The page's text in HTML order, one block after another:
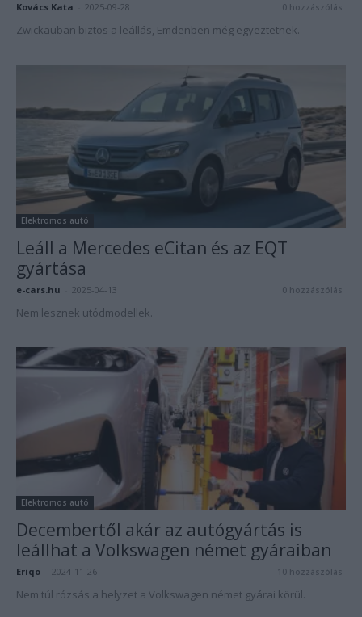
Kovács Kata 2025-09-28 0 hozzászólás
Zwickauban biztos a leállás, Emdenben még egyeztetnek.
Elektromos autó
Leáll a Mercedes eCitan és az EQT
gyártása
e-cars.hu 2025-04-13 0 hozzászólás
Nem lesznek utódmodellek.
Elektromos autó
Decembertől akár az autógyártás is
leállhat a Volkswagen német gyáraiban
Eriqo 2024-11-26 10 hozzászólás
Nem túl rózsás a helyzet a Volkswagen német gyárai körül.